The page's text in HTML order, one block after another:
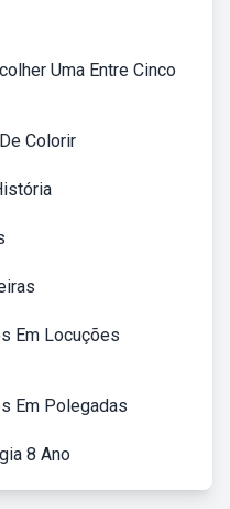
Uma Entre Cinco
Colorir
Em Locuções
Em Polegadas
8 Ano